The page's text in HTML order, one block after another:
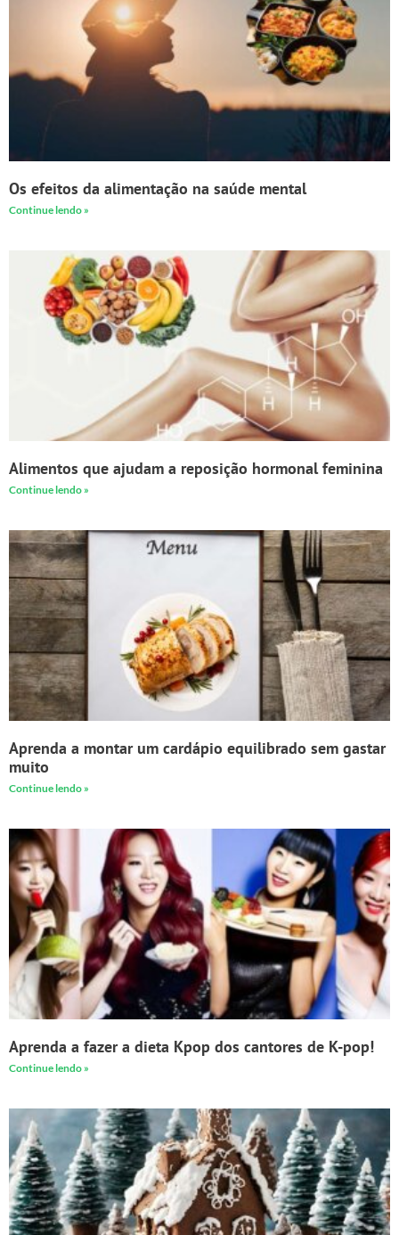
Os efeitos da alimentação na saúde mental
Continue lendo »
Alimentos que ajudam a reposição hormonal feminina
Continue lendo »
Aprenda a montar um cardápio equilibrado sem gastar
muito
Continue lendo »
Aprenda a fazer a dieta Kpop dos cantores de K-pop!
Continue lendo »